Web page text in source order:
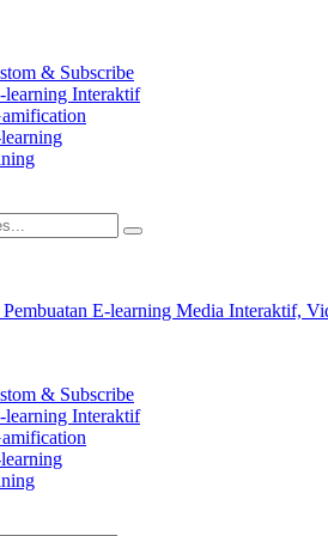
& Subscribe
learning Interaktif
& Subscribe
learning Interaktif